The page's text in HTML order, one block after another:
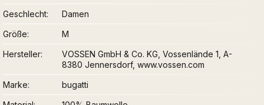
Geschlecht
Damen
Größe
M
Hersteller
VOSSEN GmbH & Co. KG, Vossenlände 1, A-
8380 Jennersdorf, www.vossen.com
Marke
bugatti